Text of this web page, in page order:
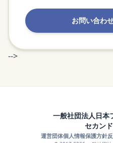
お問い合わ
-->
一般社団法人日本
セカン
運営団体個人情報保護方針